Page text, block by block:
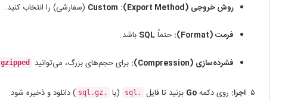
روش خروجی (Export Method):
Custom (سفارشی) را انتخاب کنید.
فرمت (Format): حتماًSQL باشد.
فشرده‌سازی (Compression): برای حجم‌های بزرگ، می‌توانید gzipped
اجرا: روی دکمهGo بزنید تا فایل .sql (یا .sql.gz ) دانلود و ذخیره شود.